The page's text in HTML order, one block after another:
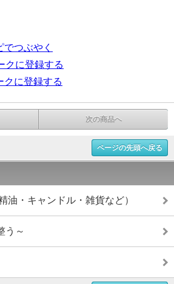
つぶやく
クに登録する
クに登録する
次の商品へ
ページの先頭へ戻る
油・キャンドル・雑貨など）
う～